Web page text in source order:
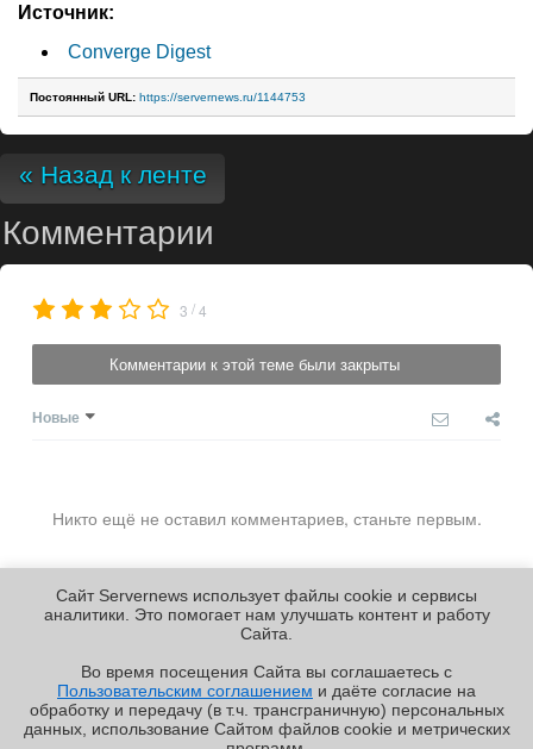
✖
Источник:
Converge Digest
Постоянный URL: https://servernews.ru/1144753
« Назад к ленте
Комментарии
3 /4
Комментарии к этой теме были закрыты
Новые
Никто ещё не оставил комментариев, станьте первым.
Copyright ©2010-2026
Servernews.Пользовательское
соглашение
Сайт Servernews использует файлы cookie и сервисы
аналитики. Это помогает нам улучшать контент и работу
Cайта.
Во время посещения Cайта вы соглашаетесь с
Пользовательским соглашением и даёте согласие на
обработку и передачу (в т.ч. трансграничную) персональных
данных, использование Cайтом файлов cookie и метрических